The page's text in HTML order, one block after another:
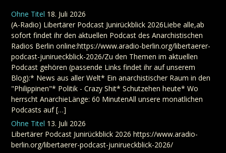
Ohne Titel 18. Juli 2026
(A-Radio) Libertärer Podcast Junirückblick 2026Liebe alle,ab
sofort findet ihr den aktuellen Podcast des Anarchistischen
Radios Berlin online:https://www.aradio-berlin.org/libertaerer-
podcast-junirueckblick-2026/Zu den Themen im aktuellen
Podcast gehören (passende Links findet ihr auf unserem
Blog):* News aus aller Welt* Ein anarchistischer Raum in den
"Philippinen"* Politik - Crazy Shit* Schutzehen heute* Wo
herrscht AnarchieLänge: 60 MinutenAll unsere monatlichen
Podcasts auf […]
Ohne Titel 13. Juli 2026
Libertärer Podcast Junirückblick 2026 https://www.aradio-
berlin.org/libertaerer-podcast-junirueckblick-2026/